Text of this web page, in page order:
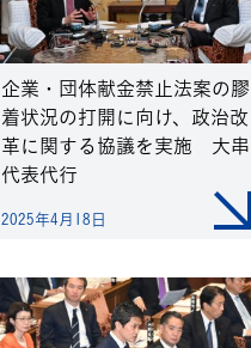
企業・団体献金禁止法案の膠
着状況の打開に向け、政治改
革に関する協議を実施 大串
代表代行
2025年4月18日